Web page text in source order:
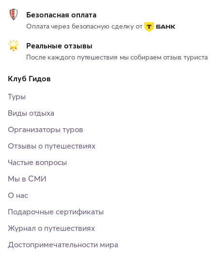
Безопасная оплата
Оплата через безопасную сделку от
Реальные отзывы
После каждого путешествия мы собираем отзыв туриста
Клуб Гидов
Туры
Виды отдыха
Организаторы туров
Отзывы о путешествиях
Частые вопросы
Мы в СМИ
О нас
Подарочные сертификаты
Журнал о путешествиях
Достопримечательности мира